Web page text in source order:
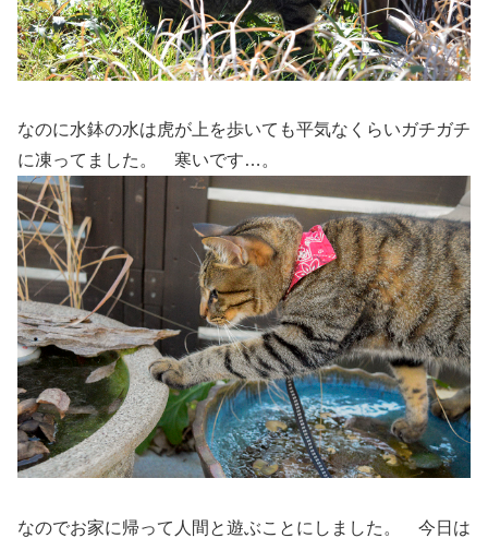
なのに水鉢の水は虎が上を歩いても平気なくらいガチガチ
に凍ってました。 寒いです…。
なのでお家に帰って人間と遊ぶことにしました。 今日は